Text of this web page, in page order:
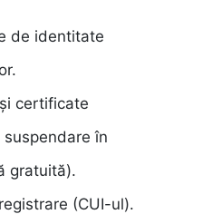
de identitate
certificate
în
gratuită).
(CUI-ul).